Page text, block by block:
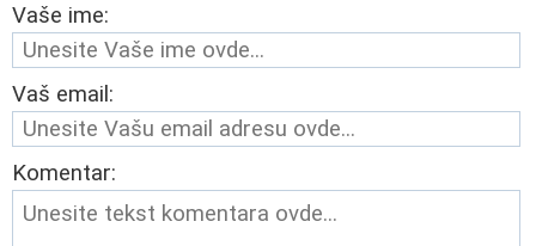
Vaše ime:
Vaš email:
Komentar: